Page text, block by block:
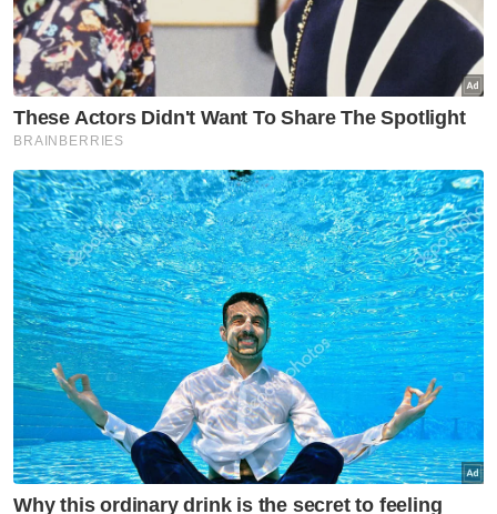
Mahkamah turut memerintahkan defendan
memfailkan afidavit jawapan sebelum 23
Mei, manakala afidavit balasan pada 6 Jun
dan hujahan bertulis sebelum 20 Jun.
Pada Rabu minggu lalu, Wan Muhammad Azri